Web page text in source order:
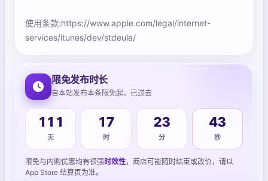
使用条款:https://www.apple.com/legal/internet-
services/itunes/dev/stdeula/
限免发布时长
自本站发布本条限免起，已过去
111
天
17
时
23
分
43
秒
限免与内购优惠均有很强时效性，商店可能随时结束或改价，请以
App Store 结算页为准。